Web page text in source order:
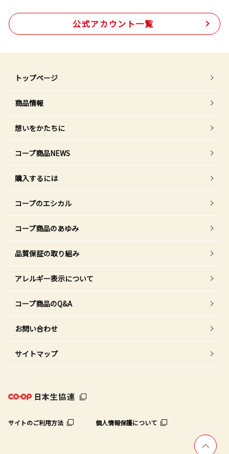
公式アカウント一覧
トップページ
商品情報
想いをかたちに
コープ商品NEWS
購入するには
コープのエシカル
コープ商品のあゆみ
品質保証の取り組み
アレルギー表示について
コープ商品のQ&A
お問い合わせ
サイトマップ
サイトのご利用方法 個人情報保護について